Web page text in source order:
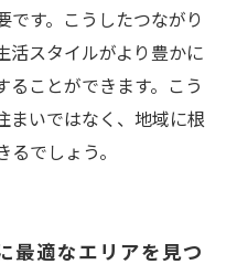
です。こうしたつながり
活スタイルがより豊かに
ことができます。こう
まいではなく、地域に根
でしょう。
最適なエリアを見つ